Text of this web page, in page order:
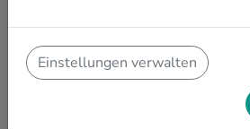
eine ganz besondere Art und
kleine Gartenparty oder Feier mit
Nachbarschaft: Auf SofaConcerts
Singer songwriter Live-Acts, die
50. Geburtstagsfeier in Krefeld
Einstellungen verwalten